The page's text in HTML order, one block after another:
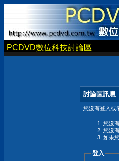
PCDVD數位科技討論區
討論區訊息
您沒有登入或
您沒
您沒
如果
登入